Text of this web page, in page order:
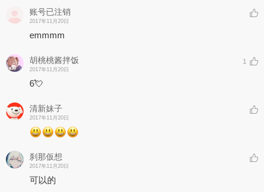
账号已注销
2017年11月20日
emmmm
胡桃桃酱拌饭
2017年11月20日
1
6💘
清新妹子
2017年11月20日
刹那仮想
2017年11月20日
可以的